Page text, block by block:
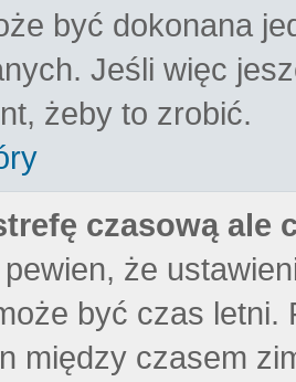
być dokonana
Jeśli więc
żeby to zrobić.
czasową ale
że
być czas
między czasem